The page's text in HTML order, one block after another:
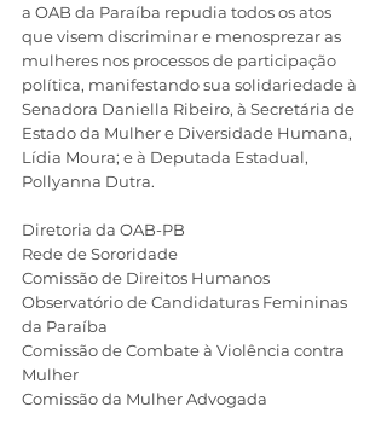
a OAB da Paraíba repudia todos os atos
que visem discriminar e menosprezar as
mulheres nos processos de participação
política, manifestando sua solidariedade à
Senadora Daniella Ribeiro, à Secretária de
Estado da Mulher e Diversidade Humana,
Lídia Moura; e à Deputada Estadual,
Pollyanna Dutra.
Diretoria da OAB-PB
Rede de Sororidade
Comissão de Direitos Humanos
Observatório de Candidaturas Femininas
da Paraíba
Comissão de Combate à Violência contra
Mulher
Comissão da Mulher Advogada